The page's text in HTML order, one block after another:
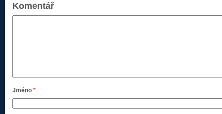
Komentář
Jméno *